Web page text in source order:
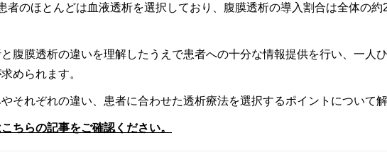
のほとんどは血液透析を選択しており、腹膜透析の導入割合は全体の約
腹膜透析の違いを理解したうえで患者への十分な情報提供を行い、一人
められます。
それぞれの違い、患者に合わせた透析療法を選択するポイントについて解
ちらの記事をご確認ください。